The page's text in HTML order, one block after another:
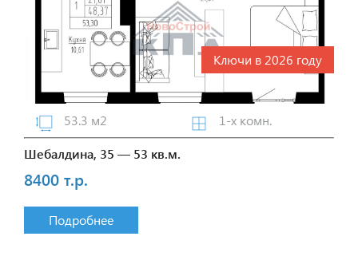
Ключи в 2026 году
53.3 м2
1-х комн.
Шебалдина, 35 — 53 кв.м.
8400 т.р.
Подробнее